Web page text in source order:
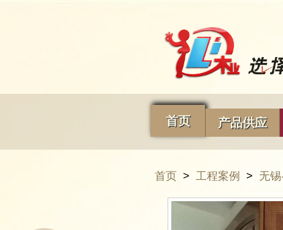
首页 产品供应
首页 > 工程案例 > 无